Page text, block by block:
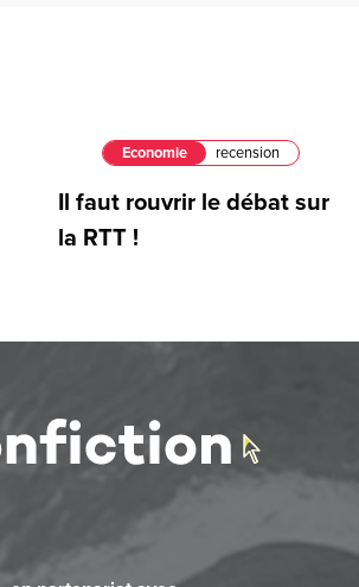
Economie recension
Il faut rouvrir le débat sur
la RTT !